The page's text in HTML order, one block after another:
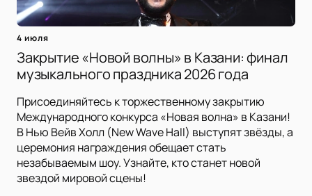
4 июля
Закрытие «Новой волны» в Казани: финал
музыкального праздника 2026 года
Присоединяйтесь к торжественному закрытию
Международного конкурса «Новая волна» в Казани!
В Нью Вейв Холл (New Wave Hall) выступят звёзды, а
церемония награждения обещает стать
незабываемым шоу. Узнайте, кто станет новой
звездой мировой сцены!